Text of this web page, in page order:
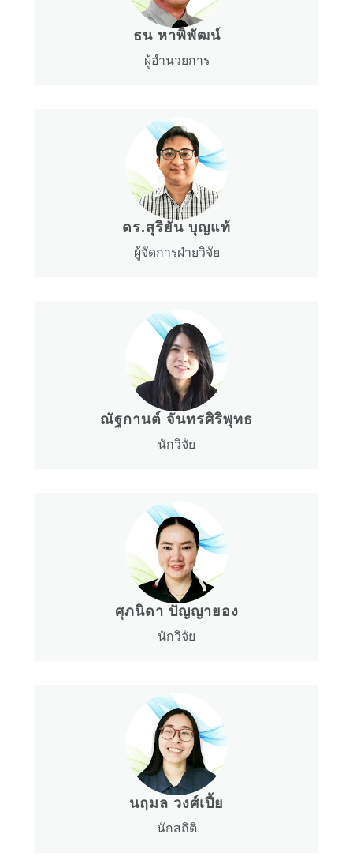
ธน หาพิพัฒน์
ผู้อำนวยการ
ดร.สุริยัน บุญแท้
ผู้จัดการฝ่ายวิจัย
ณัฐกานต์ จันทรศิริพุทธ
นักวิจัย
ศุภนิดา ปัญญายอง
นักวิจัย
นฤมล วงศ์เปี้ย
นักสถิติ